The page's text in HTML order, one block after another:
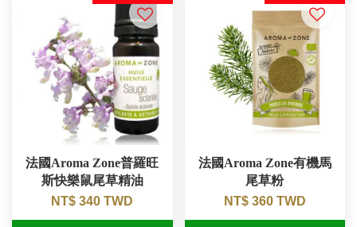
法國Aroma Zone普羅旺
斯快樂鼠尾草精油
NT$ 340 TWD
法國Aroma Zone有機馬
尾草粉
NT$ 360 TWD